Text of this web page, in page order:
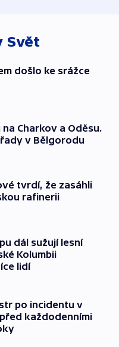
Svět
došlo ke srážce
Charkov a Oděsu.
v Bělgorodu
tvrdí, že zasáhli
rafinerii
dál sužují lesní
Kolumbii
lidí
po incidentu v
každodenními